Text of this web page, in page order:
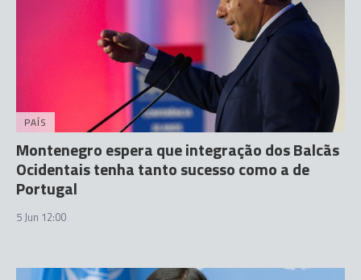
PAÍS
Montenegro espera que integração dos Balcãs
Ocidentais tenha tanto sucesso como a de
Portugal
5 Jun 12:00